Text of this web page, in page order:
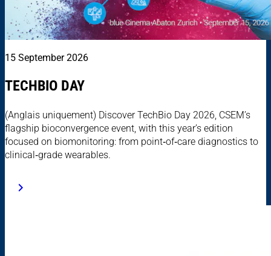
15 September 2026
TECHBIO DAY
(Anglais uniquement) Discover TechBio Day 2026, CSEM’s
flagship bioconvergence event, with this year’s edition
focused on biomonitoring: from point‑of‑care diagnostics to
clinical‑grade wearables.